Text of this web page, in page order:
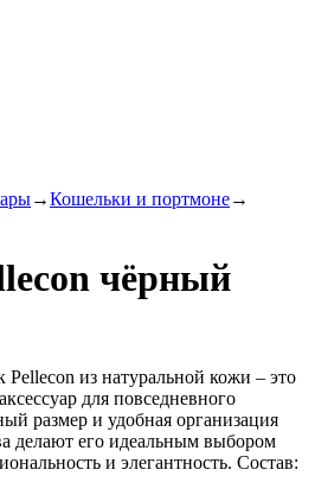
Кошельки и портмоне
чёрный
из натуральной кожи – это
для повседневного
размер и удобная организация
делают его идеальным выбором
и элегантность. Состав: